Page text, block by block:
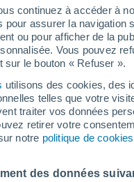
continuez à accéder à
assurer la navigation
ou pour afficher de la
Vous pouvez
sur le bouton « Refuser ».
utilisons des cookies, des
telles que votre
traiter vos données
retirer votre
notre politique de cookies
des données
21°
Belgorod
34°
20°
Korocha